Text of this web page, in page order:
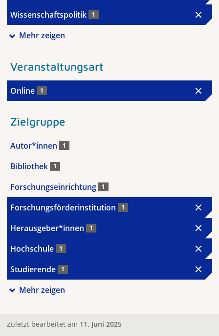
Wissenschaftspolitik 1
Mehr zeigen
Veranstaltungsart
Online 1
Zielgruppe
Autor*innen 1
Bibliothek 1
Forschungseinrichtung 1
Forschungsförderinstitution 1
Herausgeber*innen 1
Hochschule 1
Studierende 1
Mehr zeigen
Zuletzt bearbeitet am 11. Juni 2025